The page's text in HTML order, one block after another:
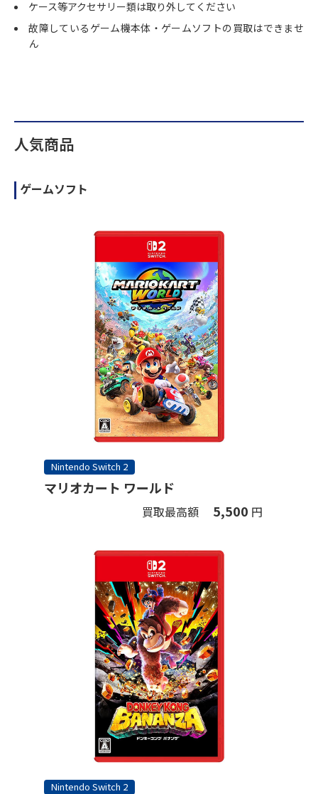
ケース等アクセサリー類は取り外してください
故障しているゲーム機本体・ゲームソフトの買取はできませ
ん
人気商品
ゲームソフト
Nintendo Switch 2
マリオカート ワールド
買取最高額 5,500 円
Nintendo Switch 2